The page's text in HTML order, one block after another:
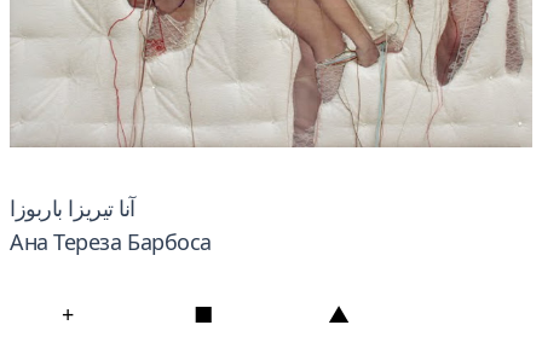
آنا تيريزا باربوزا
Ана Тереза ​​Барбоса
+ ■ ▲